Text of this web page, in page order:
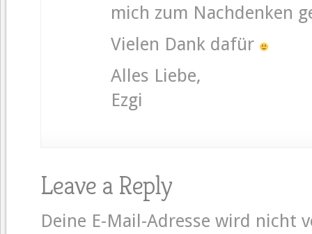
mich zum Nachdenken
Vielen Dank dafür
Alles Liebe,
Ezgi
Leave a Reply
Deine E-Mail-Adresse wird nicht